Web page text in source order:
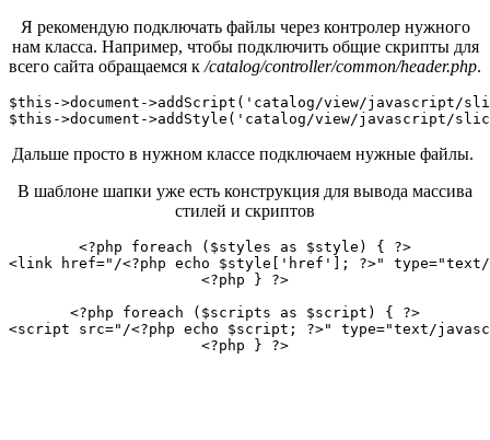
Я рекомендую подключать файлы через контролер нужного
нам класса. Например, чтобы подключить общие скрипты для
всего сайта обращаемся к /catalog/controller/common/header.php.
$this->document->addScript('catalog/view/
$this->document->addStyle('catalog/view/javascript/
Дальше просто в нужном классе подключаем нужные файлы.
В шаблоне шапки уже есть конструкция для вывода массива
стилей и скриптов
<?php foreach ($styles as $style) { ?>
<link href="/<?php echo $style['href']; ?>"
<?php } ?>
<?php foreach ($scripts as $script) { ?>
<script src="/<?php echo $script; ?>" type="text/
<?php } ?>